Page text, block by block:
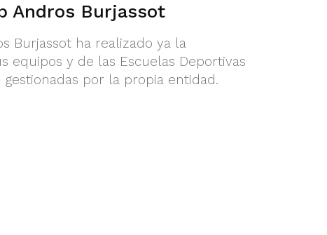
Andros Burjassot
Burjassot ha realizado ya la
equipos y de las Escuelas Deportivas
gestionadas por la propia entidad.